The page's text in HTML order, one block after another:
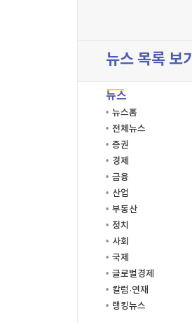
뉴스 목록 보기
뉴스
뉴스홈
전체뉴스
증권
경제
금융
산업
부동산
정치
사회
국제
글로벌경제
칼럼·연재
랭킹뉴스